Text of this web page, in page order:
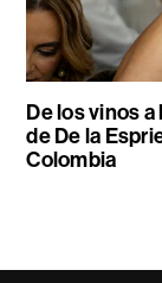
De los vinos
de De la
Colombia